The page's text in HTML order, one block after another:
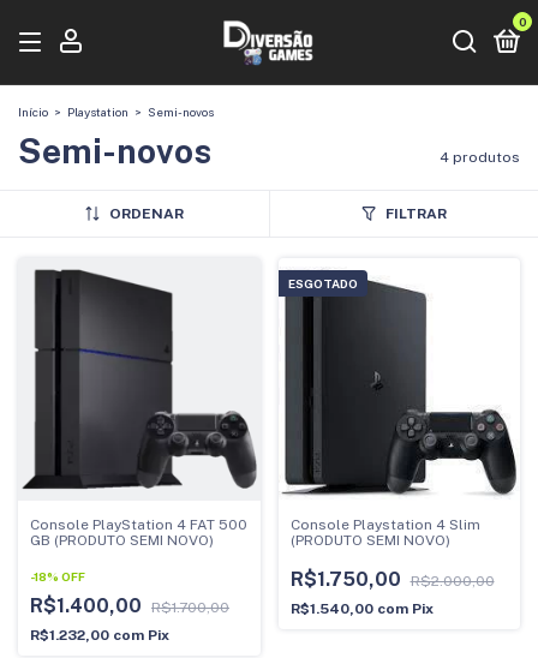
0
Início > Playstation > Semi-novos
Semi-novos 4 produtos
ORDENAR FILTRAR
Console PlayStation 4 FAT 500
GB (PRODUTO SEMI NOVO)
-18% OFF
R$1.400,00
R$1.700,00
R$1.232,00 com Pix
ESGOTADO
Console Playstation 4 Slim
(PRODUTO SEMI NOVO)
R$1.750,00
R$2.000,00
R$1.540,00 com Pix